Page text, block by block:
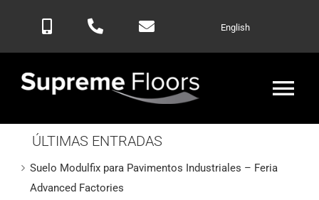
English
Inicio
Productos
ÚLTIMAS ENTRADAS
Suelo Modulfix para Pavimentos Industriales – Feria
Advanced Factories